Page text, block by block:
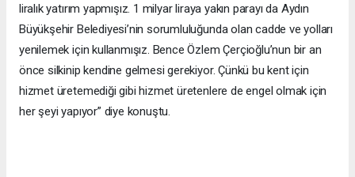
liralık yatırım yapmışız. 1 milyar liraya yakın parayı da Aydın
Büyükşehir Belediyesi’nin sorumluluğunda olan cadde ve yolları
yenilemek için kullanmışız. Bence Özlem Çerçioğlu’nun bir an
önce silkinip kendine gelmesi gerekiyor. Çünkü bu kent için
hizmet üretemediği gibi hizmet üretenlere de engel olmak için
her şeyi yapıyor” diye konuştu.